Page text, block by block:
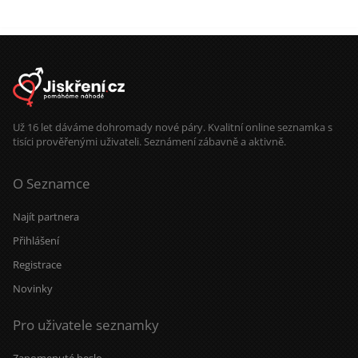
Už 16 let dáváme dohromady nové páry. Kvalitní online seznamka s
tisíci prověřenými uživateli. Seznámení zábavně a aktivně.
O Seznamce
Najít partnera
Přihlášení
Registrace
Novinky
Pro uživatele seznamky